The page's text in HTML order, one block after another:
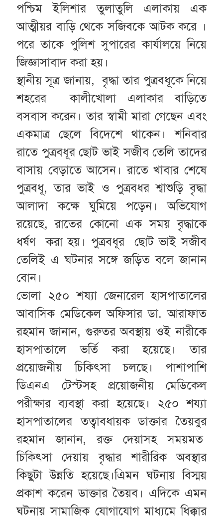
পশ্চিম ইলিশার তুলাতুলি এলাকায় এক
আত্মীয়র বাড়ি থেকে সজিবকে আটক করে ।
পরে তাকে পুলিশ সুপারের কার্যালয়ে নিয়ে
জিজ্ঞাসাবাদ করা হয়।
স্থানীয় সূত্র জানায়, বৃদ্ধা তার পুত্রবধূকে নিয়ে
শহরের কালীখোলা এলাকার বাড়িতে
বসবাস করেন। তার স্বামী মারা গেছেন এবং
একমাত্র ছেলে বিদেশে থাকেন। শনিবার
রাতে পুত্রবধূর ছোট ভাই সজীব তেলি তাদের
বাসায় বেড়াতে আসেন। রাতে খাবার শেষে
পুত্রবধূ, তার ভাই ও পুত্রবধর শ্বাশুড়ি বৃদ্ধা
আলাদা কক্ষে ঘুমিয়ে পড়েন। অভিযোগ
রয়েছে, রাতের কোনো এক সময় বৃদ্ধাকে
ধর্ষণ করা হয়। পুত্রবধূর ছোট ভাই সজীব
তেলিই এ ঘটনার সঙ্গে জড়িত বলে জানান
বোন।
ভোলা ২৫০ শয্যা জেনারেল হাসপাতালের
আবাসিক মেডিকেল অফিসার ডা. আরাফাত
রহমান জানান, গুরুতর অবস্থায় ওই নারীকে
হাসপাতালে ভর্তি করা হয়েছে। তার
প্রয়োজনীয় চিকিৎসা চলছে। পাশাপাশি
ডিএনএ টেস্টসহ প্রয়োজনীয় মেডিকেল
পরীক্ষার ব্যবস্থা করা হয়েছে। ২৫০ শয্যা
হাসপাতালের তত্বাবধায়ক ডাক্তার তৈয়বুর
রহমান জানান, রক্ত দেয়াসহ সময়মত
চিকিৎসা দেয়ায় বৃদ্ধার শারীরিক অবস্থার
কিছুটা উন্নতি হয়েছে।এিমন ঘটনায় বিস্ময়
প্রকাশ করেন ডাক্তার তৈয়ব। এদিকে এমন
ঘটনায় সামাজিক যোগাযোগ মাধ্যমে ধিক্কার